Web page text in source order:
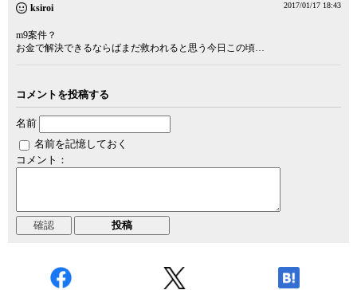
ksiroi 2017/01/17 18:43
m9案件？
お金で解決できるならばまだ救われると思う今日この頃…
コメントを投稿する
名前
名前を記憶しておく
コメント：